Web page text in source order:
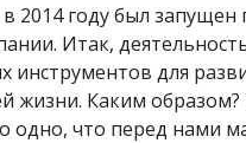
2014 году был
Итак,
инструментов для
жизни. Каким
одно, что перед нами